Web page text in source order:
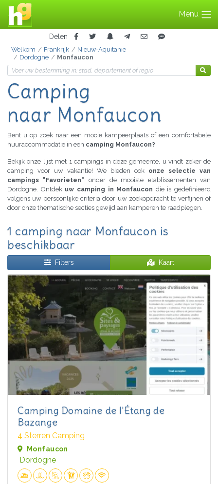
Menu
Delen
Welkom Frankrijk
Nieuw-Aquitanië
Dordogne
Monfaucon
Camping
naar Monfaucon
Bent u op zoek naar een mooie kampeerplaats of een comfortabele
huuraccommodatie in een camping Monfaucon?
Bekijk onze lijst met 1 campings in deze gemeente, u vindt zeker de
camping voor uw vakantie! We bieden ook onze selectie van
campings "Favorieten" onder de mooiste etablissementen van
Dordogne. Ontdek uw camping in Monfaucon die is gedefinieerd
volgens uw persoonlijke criteria door uw zoekopdracht te verfijnen of
door onze thematische secties gewijd aan kamperen te raadplegen.
1 camping naar Monfaucon is
beschikbaar
Filters Kaart
Camping Domaine de l'Étang de
Bazange
4 Sterren Camping
Monfaucon
Dordogne